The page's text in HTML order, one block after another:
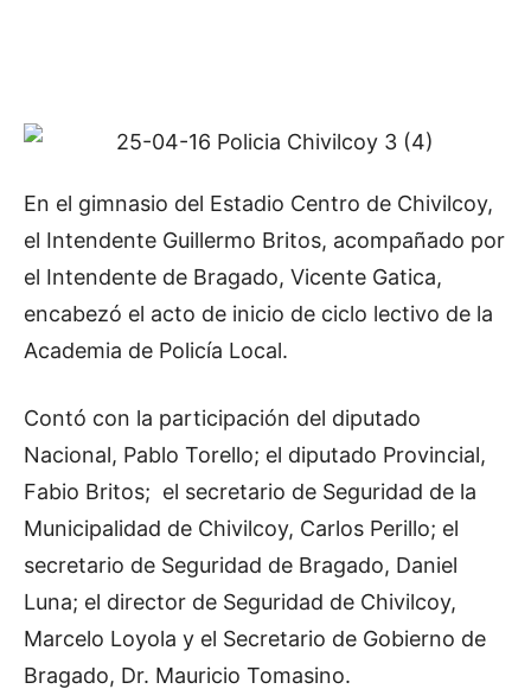
En el gimnasio del Estadio Centro de Chivilcoy,
el Intendente Guillermo Britos, acompañado por
el Intendente de Bragado, Vicente Gatica,
encabezó el acto de inicio de ciclo lectivo de la
Academia de Policía Local.
Contó con la participación del diputado
Nacional, Pablo Torello; el diputado Provincial,
Fabio Britos; el secretario de Seguridad de la
Municipalidad de Chivilcoy, Carlos Perillo; el
secretario de Seguridad de Bragado, Daniel
Luna; el director de Seguridad de Chivilcoy,
Marcelo Loyola y el Secretario de Gobierno de
Bragado, Dr. Mauricio Tomasino.